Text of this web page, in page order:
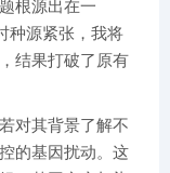
根源出在一
种源紧张，我将
结果打破了原有
对其背景了解不
的基因扰动。这